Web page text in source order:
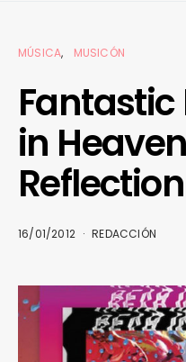
MÚSICA MUSICÓN
Fantastic
in
16/01/2012 REDACCIÓN